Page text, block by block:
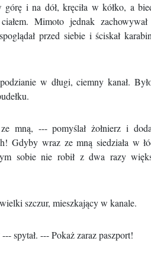
górę i na dół, kręciła w kółko, a
ciałem. Mimoto jednak
przed siebie i ściskał
w długi, ciemny kanał.
mną, --- pomyślał żołnierz i
Gdyby wraz ze mną siedziała w
sobie nie robił z dwa razy
szczur, mieszkający w kanale.
spytał. --- Pokaż zaraz paszport!